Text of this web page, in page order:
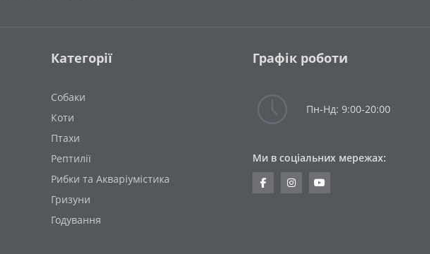
Категорії
Собаки
Коти
Птахи
Рептилії
Рибки та Акваріумістика
Гризуни
Годування
Графік роботи
Пн-Нд: 9:00-20:00
Ми в соціальних мережах: